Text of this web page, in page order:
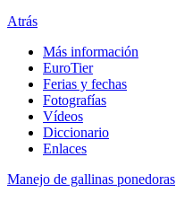
Atrás
Más información
EuroTier
Ferias y fechas
Fotografías
Vídeos
Diccionario
Enlaces
Manejo de gallinas ponedoras